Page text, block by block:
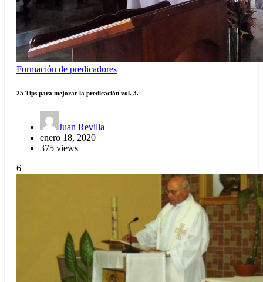
Formación de predicadores
25 Tips para mejorar la predicación vol. 3.
Juan Revilla
enero 18, 2020
375 views
6